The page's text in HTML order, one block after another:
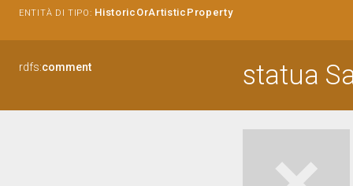
ENTITÀ DI TIPO: HistoricOrArtisticProperty
rdfs:comment statua